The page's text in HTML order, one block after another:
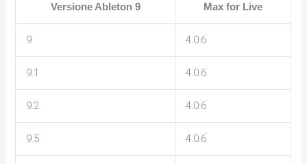
Versione Ableton 9 Max for Live
9 4.0.6
9.1 4.0.6
9.2 4.0.6
9.5 4.0.6